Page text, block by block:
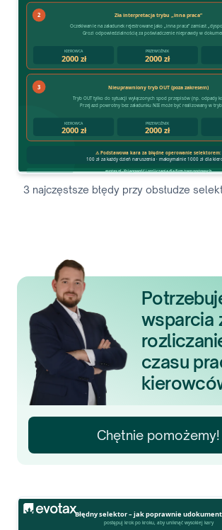
3 najczęstsze błędy przy obsłudze
wsparcia
czasu
Chętnie pomożemy!